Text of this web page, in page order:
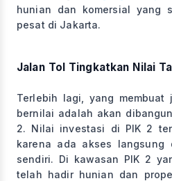
hunian dan komersial yang
pesat di Jakarta.
Jalan Tol Tingkatkan Nilai
Terlebih lagi, yang
bernilai adalah akan
2. Nilai investasi di PIK 2
karena ada akses langsung
sendiri. Di kawasan PIK 2
telah hadir hunian dan